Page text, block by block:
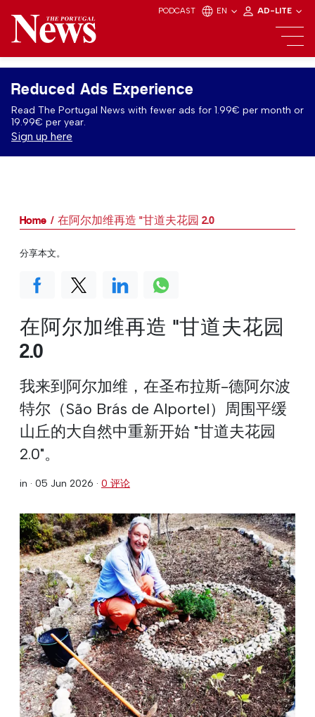
PODCAST EN AD-LITE
Reduced Ads Experience
Read The Portugal News with fewer ads for 1.99€ per month or
19.99€ per year.
Sign up here
Home 在阿尔加维再造 "甘道夫花园 2.0
在阿尔加维再造 "甘道夫花园
2.0
我来到阿尔加维，在圣布拉斯-德阿尔波
特尔（São Brás de Alportel）周围平缓
山丘的大自然中重新开始 "甘道夫花园
2.0"。
in · 05 Jun 2026 · 0 评论
分享本文。